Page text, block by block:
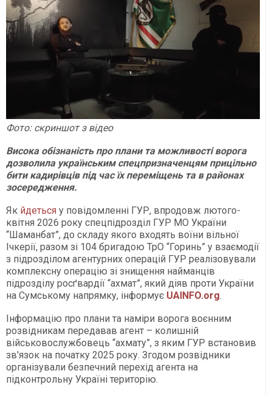
Фото: скриншот з відео
Висока обізнаність про плани та можливості ворога
дозволила українським спецпризначенцям прицільно
бити кадирівців під час їх переміщень та в районах
зосередження.
Як йдеться у повідомленні ГУР, впродовж лютого-
квітня 2026 року спецпідрозділ ГУР МО України
“Шаманбат”, до складу якого входять воїни вільної
Ічкерії, разом зі 104 бригадою ТрО “Горинь” у взаємодії
з підрозділом агентурних операцій ГУР реалізовували
комплексну операцію зі знищення найманців
підрозділу росґвардії “ахмат”, який діяв проти України
на Сумському напрямку, інформує UAINFO.org.
Інформацію про плани та наміри ворога воєнним
розвідникам передавав агент – колишній
військовослужбовець “ахмату”, з яким ГУР встановив
зв'язок на початку 2025 року. Згодом розвідники
організували безпечний перехід агента на
підконтрольну Україні територію.